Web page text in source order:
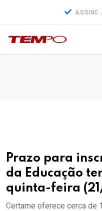
ASSINE
Prazo para
da Educação
quinta-feira
Certame oferece cerca de